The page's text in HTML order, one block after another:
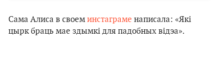
Сама Алиса в своем инстаграме написала: «Які
цырк браць мае здымкі для падобных відэа».